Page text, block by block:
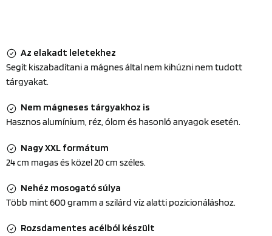
Az elakadt leletekhez
Segít kiszabadítani a mágnes által nem kihúzni nem tudott
tárgyakat.
Nem mágneses tárgyakhoz is
Hasznos alumínium, réz, ólom és hasonló anyagok esetén.
Nagy XXL formátum
24 cm magas és közel 20 cm széles.
Nehéz mosogató súlya
Több mint 600 gramm a szilárd víz alatti pozicionáláshoz.
Rozsdamentes acélból készült